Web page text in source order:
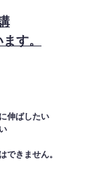
す。
伸ばしたい
できません。